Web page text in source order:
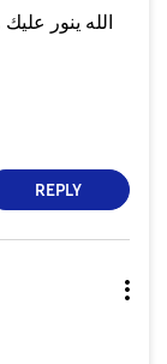
الله ينور
REPLY